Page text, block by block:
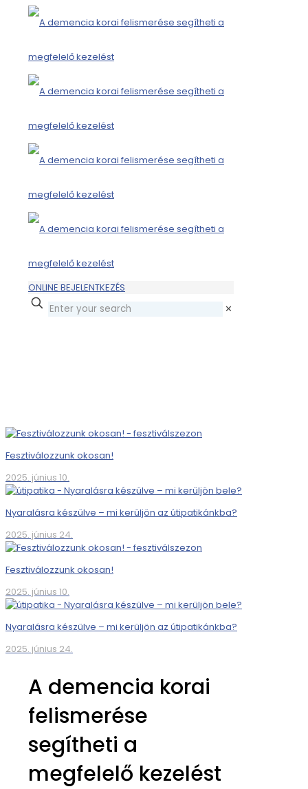
ONLINE BEJELENTKEZÉS
✕
Fesztiválozzunk okosan!
2025. június 10.
Nyaralásra készülve – mi kerüljön az útipatikánkba?
2025. június 24.
Fesztiválozzunk okosan!
2025. június 10.
Nyaralásra készülve – mi kerüljön az útipatikánkba?
2025. június 24.
A demencia korai
felismerése
segítheti a
megfelelő kezelést